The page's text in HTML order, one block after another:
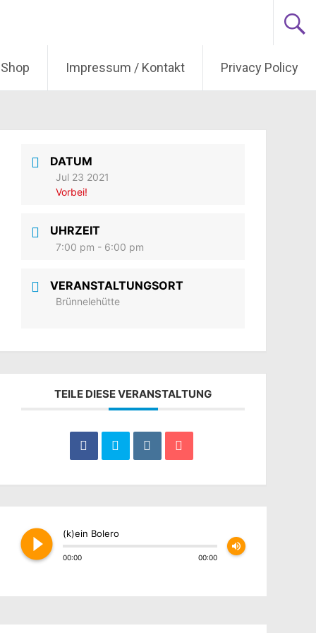
Shop Impressum / Kontakt Privacy Policy
DATUM
Jul 23 2021
Vorbei!
UHRZEIT
7:00 pm - 6:00 pm
VERANSTALTUNGSORT
Brünnelehütte
TEILE DIESE VERANSTALTUNG
play_circle_filled (k)ein Bolero
00:00 00:00
volume_up